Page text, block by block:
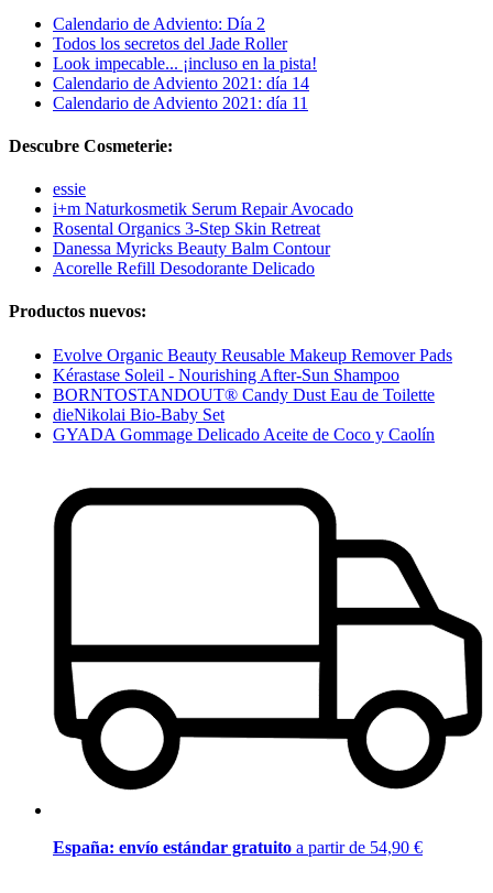
Calendario de Adviento: Día 2
Todos los secretos del Jade Roller
Look impecable... ¡incluso en la pista!
Calendario de Adviento 2021: día 14
Calendario de Adviento 2021: día 11
Descubre Cosmeterie:
essie
i+m Naturkosmetik Serum Repair Avocado
Rosental Organics 3-Step Skin Retreat
Danessa Myricks Beauty Balm Contour
Acorelle Refill Desodorante Delicado
Productos nuevos:
Evolve Organic Beauty Reusable Makeup Remover Pads
Kérastase Soleil - Nourishing After-Sun Shampoo
BORNTOSTANDOUT® Candy Dust Eau de Toilette
dieNikolai Bio-Baby Set
GYADA Gommage Delicado Aceite de Coco y Caolín
España: envío estándar gratuito a partir de 54,90 €